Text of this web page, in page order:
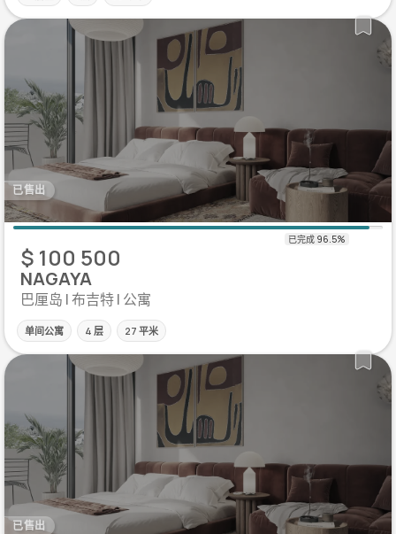
已售出
$ 100 500
NAGAYA
巴厘岛 | 布吉特 | 公寓
单间公寓 4 层 27 平米
已售出